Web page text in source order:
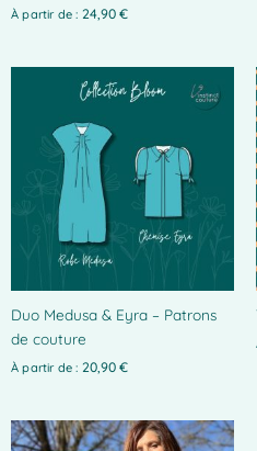
À partir de : 24,90 €
du
Duo Medusa & Eyra – Patrons
de couture
À partir de : 20,90 €
plusieurs
variations.
peuvent
choisies
sur
la
page